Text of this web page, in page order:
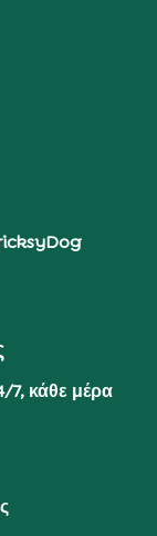
7, κάθε μέρα